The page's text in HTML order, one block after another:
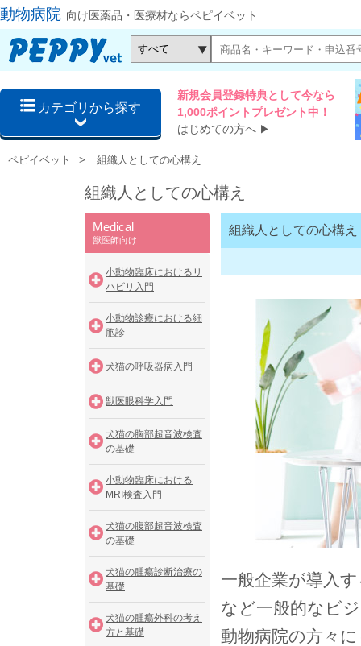
動物病院 向け医薬品・医療材ならペピイベット
カテゴリから探す
新規会員登録特典として今なら
1,000ポイントプレゼント中！
はじめての方へ ▶
ペピイベット 組織人としての心構え
組織人としての心構え
Medical
獣医師向け
小動物臨床におけるリ
ハビリ入門
小動物診療における細
胞診
犬猫の呼吸器病入門
獣医眼科学入門
犬猫の胸部超音波検査
の基礎
小動物臨床における
MRI検査入門
犬猫の腹部超音波検査
の基礎
犬猫の腫瘍診断治療の
基礎
犬猫の腫瘍外科の考え
方と基礎
組織人としての心構え
一般企業が導入
など一般的なビ
動物病院の方々